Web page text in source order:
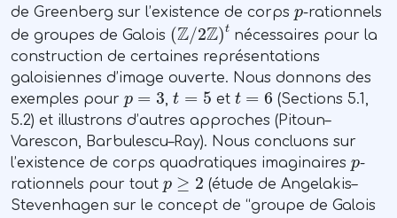
de Greenberg sur l’existence de corps
-rationnels
de groupes de Galois (ℤ/ 2ℤ)tnécessaires pour la
construction de certaines représentations
galoisiennes d’image ouverte. Nous donnons des
exemples pour
3 ,t et t
(Sections 5.1,
5.2) et illustrons d’autres approches (Pitoun–
Varescon, Barbulescu–Ray). Nous concluons sur
l’existence de corps quadratiques imaginaires
-
rationnels pour tout p ≥
(étude de Angelakis–
Stevenhagen sur le concept de “groupe de Galois